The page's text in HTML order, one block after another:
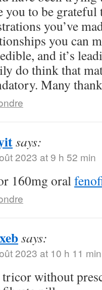
you to be
you’ve
you can
and it’s
do think that
Many
says:
2023 at 9 h 52 min
160mg oral
says:
2023 at 10 h 11 min
without